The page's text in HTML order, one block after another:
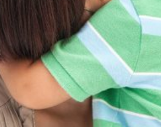
About Us
Support Us